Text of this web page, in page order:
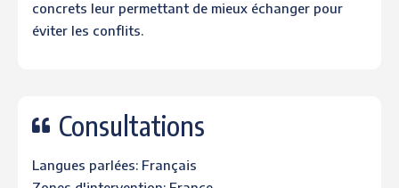
concrets leur permettant de mieux échanger pour
éviter les conflits.
Consultations
Langues parlées: Français